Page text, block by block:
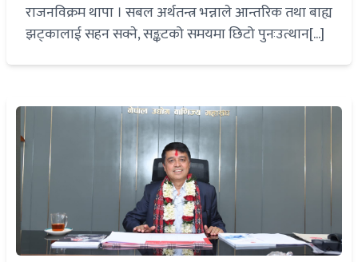
राजनविक्रम थापा । सबल अर्थतन्त्र भन्नाले आन्तरिक तथा बाह्य
झट्कालाई सहन सक्ने, सङ्कटको समयमा छिटो पुनःउत्थान[...]